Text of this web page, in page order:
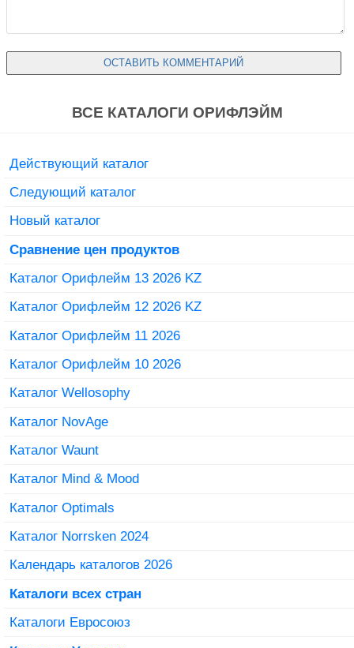
ВСЕ КАТАЛОГИ ОРИФЛЭЙМ
Действующий каталог
Следующий каталог
Новый каталог
Сравнение цен продуктов
Каталог Орифлейм 13 2026 KZ
Каталог Орифлейм 12 2026 KZ
Каталог Орифлейм 11 2026
Каталог Орифлейм 10 2026
Каталог Wellosophy
Каталог NovAge
Каталог Waunt
Каталог Mind & Mood
Каталог Optimals
Каталог Norrsken 2024
Календарь каталогов 2026
Каталоги всех стран
Каталоги Евросоюз